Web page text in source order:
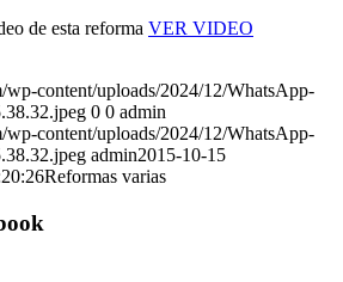
de esta reforma VER VIDEO
content/uploads/2024/12/WhatsApp-
0 0 admin
content/uploads/2024/12/WhatsApp-
admin2015-10-15
Reformas varias